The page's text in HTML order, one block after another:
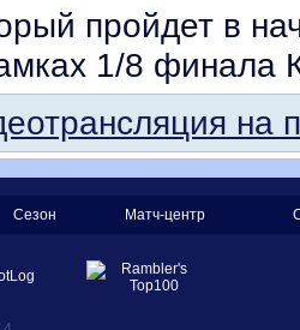
пройдет в
1/8 финала
на
Сезон Матч-центр